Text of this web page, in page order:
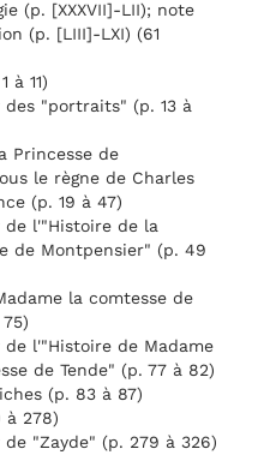
(p. [XXXVII]-LII); note
(p. [LIII]-LXI) (61
à 11)
des "portraits" (p. 13 à
Princesse de
le règne de Charles
(p. 19 à 47)
de l'"Histoire de la
de Montpensier" (p. 49
la comtesse de
de l'"Histoire de Madame
de Tende" (p. 77 à 82)
(p. 83 à 87)
à 278)
de "Zayde" (p. 279 à 326)